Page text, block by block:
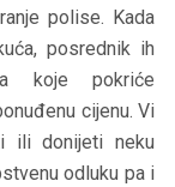
polise. Kada
posrednik ih
koje pokriće
cijenu. Vi
ili donijeti neku
odluku pa i